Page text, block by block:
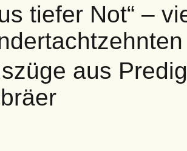
tiefer Not“ –
aus